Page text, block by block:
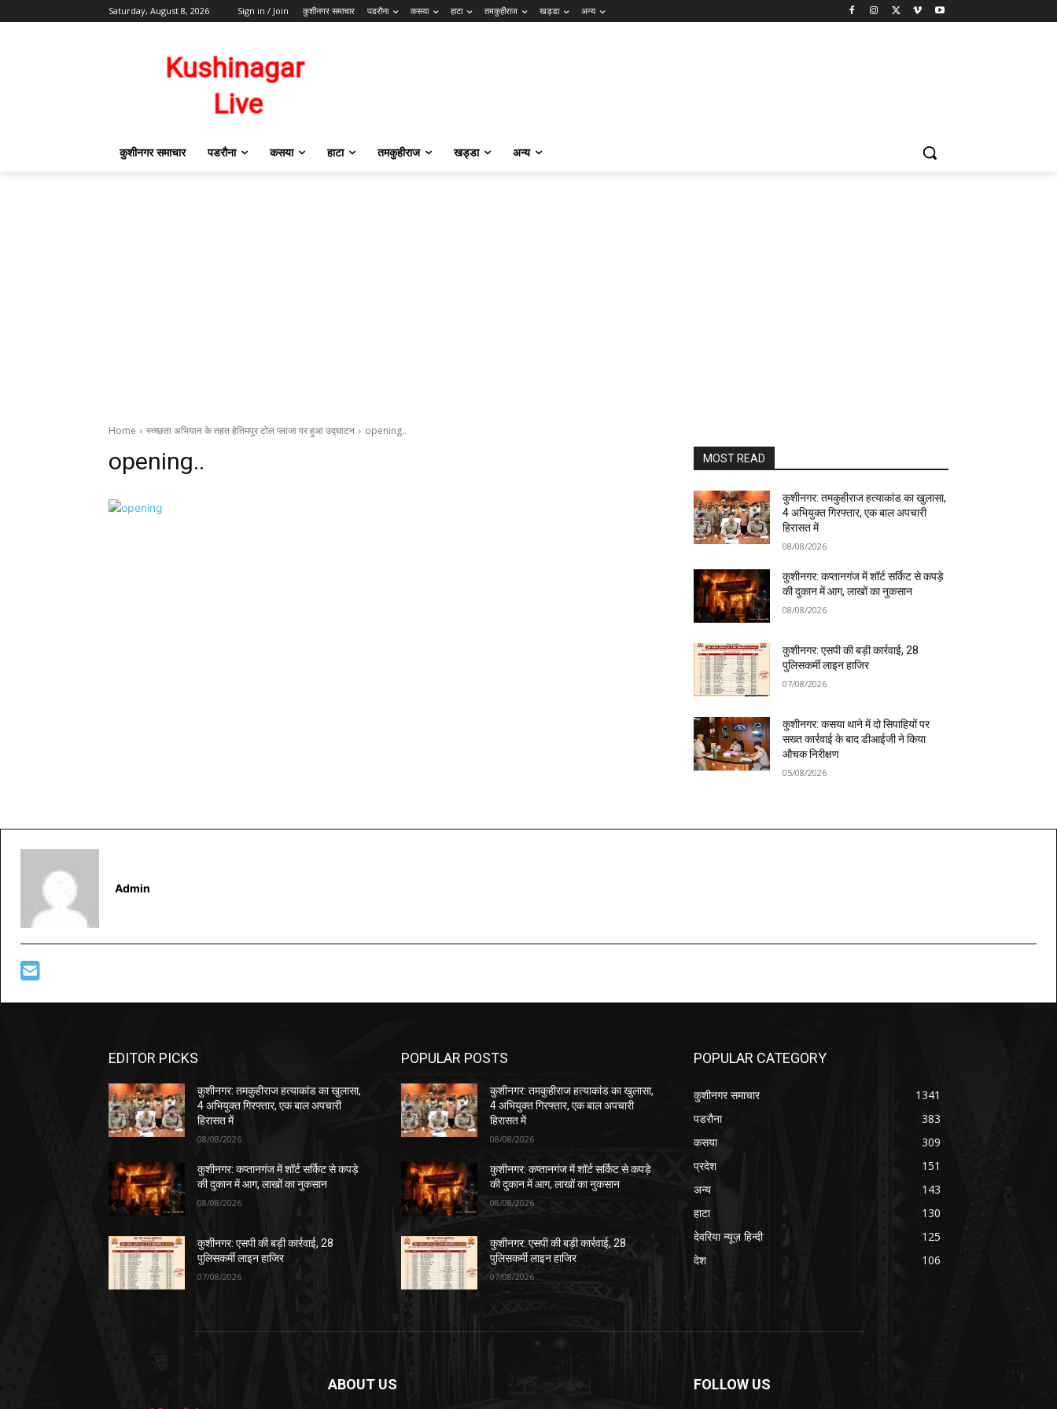
Saturday, August 8, 2026 Sign in / Join कुशीनगर समाचार पडरौना कसया हाटा तमकुहीराज खड्डा अन्य
कुशीनगर समाचार पडरौना कसया हाटा तमकुहीराज खड्डा अन्य
Home स्व्च्छता अभियान के तहत हेतिमपुर टोल प्लाजा पर हुआ उद्घाटन opening..
opening.. MOST READ
कुशीनगर: तमकुहीराज हत्याकांड का खुलासा,
4 अभियुक्त गिरफ्तार, एक बाल अपचारी
हिरासत में
08/08/2026
कुशीनगर: कप्तानगंज में शॉर्ट सर्किट से कपड़े
की दुकान में आग, लाखों का नुकसान
08/08/2026
कुशीनगर: एसपी की बड़ी कार्रवाई, 28
पुलिसकर्मी लाइन हाजिर
07/08/2026
कुशीनगर: कसया थाने में दो सिपाहियों पर
सख्त कार्रवाई के बाद डीआईजी ने किया
औचक निरीक्षण
05/08/2026
Admin
EDITOR PICKS
कुशीनगर: तमकुहीराज हत्याकांड का खुलासा,
4 अभियुक्त गिरफ्तार, एक बाल अपचारी
हिरासत में
08/08/2026
कुशीनगर: कप्तानगंज में शॉर्ट सर्किट से कपड़े
की दुकान में आग, लाखों का नुकसान
08/08/2026
कुशीनगर: एसपी की बड़ी कार्रवाई, 28
पुलिसकर्मी लाइन हाजिर
07/08/2026
POPULAR POSTS
कुशीनगर: तमकुहीराज हत्याकांड का खुलासा,
4 अभियुक्त गिरफ्तार, एक बाल अपचारी
हिरासत में
08/08/2026
कुशीनगर: कप्तानगंज में शॉर्ट सर्किट से कपड़े
की दुकान में आग, लाखों का नुकसान
08/08/2026
कुशीनगर: एसपी की बड़ी कार्रवाई, 28
पुलिसकर्मी लाइन हाजिर
07/08/2026
POPULAR CATEGORY
कुशीनगर समाचार
1341
पडरौना
383
कसया
309
प्रदेश
151
अन्य
143
हाटा
130
देवरिया न्यूज़ हिन्दी
125
देश
106
ABOUT US FOLLOW US